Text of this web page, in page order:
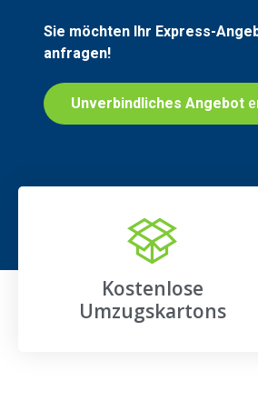
Sie möchten Ihr Express-
anfragen!
Unverbindliches Angebot
Kostenlose
Umzugskartons